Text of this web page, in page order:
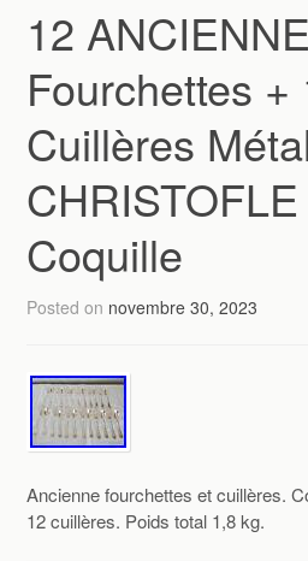
12 ANCIENNE
Fourchettes +
Cuillères
Coquille
Posted on novembre 30, 2023
Ancienne fourchettes et cuillères.
12 cuillères. Poids total 1,8 kg.